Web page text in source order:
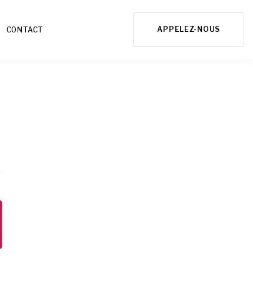
APPELEZ-NOUS
CONTACT